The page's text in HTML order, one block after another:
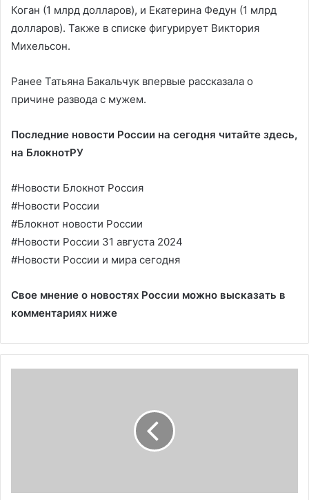
Коган (1 млрд долларов), и Екатерина Федун (1 млрд
долларов). Также в списке фигурирует Виктория
Михельсон.
Ранее Татьяна Бакальчук впервые рассказала о
причине развода с мужем.
Последние новости России на сегодня читайте здесь,
на БлокнотРУ
#Новости Блокнот Россия
#Новости России
#Блокнот новости России
#Новости России 31 августа 2024
#Новости России и мира сегодня
Свое мнение о новостях России можно высказать в
комментариях ниже